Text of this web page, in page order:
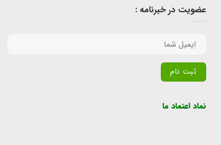
عضویت در خبرنامه :
نماد اعتماد ما